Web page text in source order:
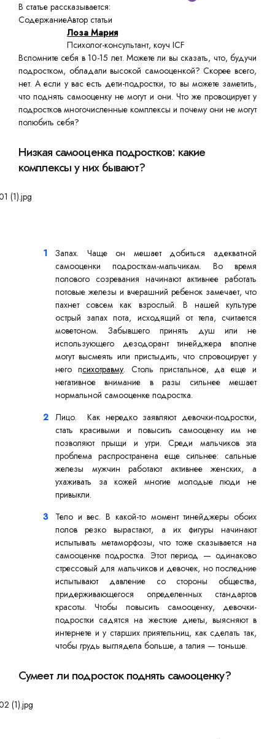
В статье рассказывается:
СодержаниеАвтор статьи
Лоза Мария
Психолог-консультант, коуч ICF
Вспомните себя в 10-15 лет. Можете ли вы сказать, что, будучи
подростком, обладали высокой самооценкой? Скорее всего,
нет. А если у вас есть дети-подростки, то вы можете заметить,
что поднять самооценку не могут и они. Что же провоцирует у
подростков многочисленные комплексы и почему они не могут
полюбить себя?
Низкая самооценка подростков: какие
комплексы у них бывают?
Запах. Чаще он мешает добиться адекватной
самооценки подросткам-мальчикам. Во время
полового созревания начинают активнее работать
потовые железы и вчерашний ребенок замечает, что
пахнет совсем как взрослый. В нашей культуре
острый запах пота, исходящий от тела, считается
моветоном. Забывшего принять душ или не
использующего дезодорант тинейджера вполне
могут высмеять или пристыдить, что спровоцирует у
него психотравму. Столь пристальное, да еще и
негативное внимание в разы сильнее мешает
нормальной самооценке подростка.
Лицо. Как нередко заявляют девочки-подростки,
стать красивыми и повысить самооценку им не
позволяют прыщи и угри. Среди мальчиков эта
проблема распространена еще сильнее: сальные
железы мужчин работают активнее женских, а
ухаживать за кожей многие молодые люди не
привыкли.
Тело и вес. В какой-то момент тинейджеры обоих
полов резко вырастают, а их фигуры начинают
испытывать метаморфозы, что тоже сказывается на
самооценке подростка. Этот период — одинаково
стрессовый для мальчиков и девочек, но последние
испытывают давление со стороны общества,
придерживающегося определенных стандартов
красоты. Чтобы повысить самооценку, девочки-
подростки садятся на жесткие диеты, выясняют в
интернете и у старших приятельниц, как сделать так,
чтобы грудь выглядела больше, а талия — тоньше.
Сумеет ли подросток поднять самооценку?